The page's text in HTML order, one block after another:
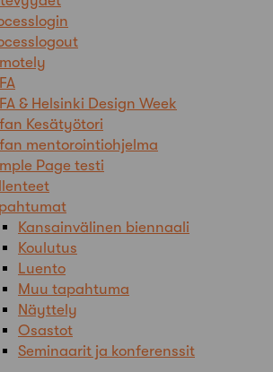
& Helsinki Design Week
Kesätyötori
mentorointiohjelma
Page testi
Kansainvälinen biennaali
Koulutus
Luento
Muu tapahtuma
Näyttely
Osastot
Seminaarit ja konferenssit